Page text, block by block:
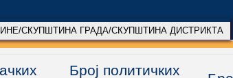
СКУПШТИНА ГРАДА/СКУПШТИНА ДИСТРИКТА
Број политичких